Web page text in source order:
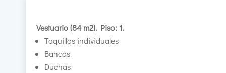
Vestuario (84 m2). Piso: 1.
Taquillas individuales
Bancos
Duchas